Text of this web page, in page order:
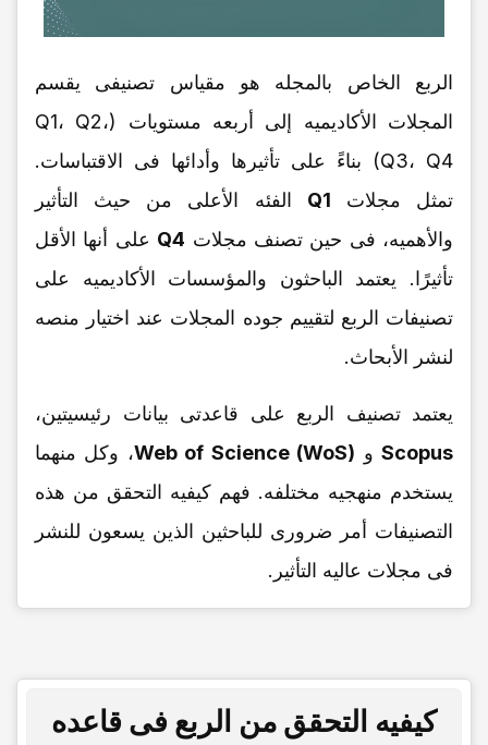
الربع الخاص بالمجله هو مقیاس تصنیفی یقسم
المجلات الأکادیمیه إلى أربعه مستویات (Q1، Q2،
Q3، Q4) بناءً على تأثیرها وأدائها فی الاقتباسات.
تمثل مجلات Q1 الفئه الأعلى من حیث التأثیر
والأهمیه، فی حین تصنف مجلات Q4 على أنها الأقل
تأثیرًا. یعتمد الباحثون والمؤسسات الأکادیمیه على
تصنیفات الربع لتقییم جوده المجلات عند اختیار منصه
لنشر الأبحاث.
یعتمد تصنیف الربع على قاعدتی بیانات رئیسیتین،
Scopusو Web of Science (WoS)، وکل منهما
یستخدم منهجیه مختلفه. فهم کیفیه التحقق من هذه
التصنیفات أمر ضروری للباحثین الذین یسعون للنشر
فی مجلات عالیه التأثیر.
کیفیه التحقق من الربع فی قاعده